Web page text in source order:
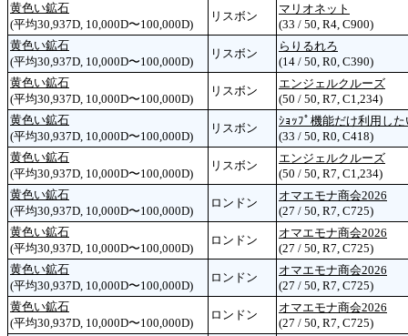
黄色い鉱石
(平均30,937D, 10,000D〜100,000D)
リスボン
マリオネット
(33 / 50, R4, C900)
黄色い鉱石
(平均30,937D, 10,000D〜100,000D)
リスボン
らりるれろ
(14 / 50, R0, C390)
黄色い鉱石
(平均30,937D, 10,000D〜100,000D)
リスボン
エンジェルクルーズ
(50 / 50, R7, C1,234)
黄色い鉱石
(平均30,937D, 10,000D〜100,000D)
リスボン
ｼｮｯﾌﾟ機能だけ利用した
(33 / 50, R0, C418)
黄色い鉱石
(平均30,937D, 10,000D〜100,000D)
リスボン
エンジェルクルーズ
(50 / 50, R7, C1,234)
黄色い鉱石
(平均30,937D, 10,000D〜100,000D)
ロンドン
オマエモナ商会2026
(27 / 50, R7, C725)
黄色い鉱石
(平均30,937D, 10,000D〜100,000D)
ロンドン
オマエモナ商会2026
(27 / 50, R7, C725)
黄色い鉱石
(平均30,937D, 10,000D〜100,000D)
ロンドン
オマエモナ商会2026
(27 / 50, R7, C725)
黄色い鉱石
(平均30,937D, 10,000D〜100,000D)
ロンドン
オマエモナ商会2026
(27 / 50, R7, C725)